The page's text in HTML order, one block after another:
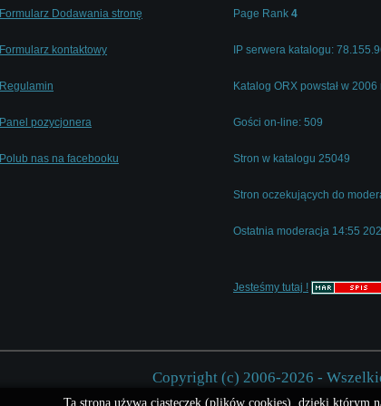
Formularz Dodawania stronę
Formularz kontaktowy
Regulamin
Panel pozycjonera
Polub nas na facebooku
Page Rank 4
IP serwera katalogu:
Katalog ORX powstał w 2006
Gości on-line: 509
Stron w katalogu 25049
Stron oczekujących do
Ostatnia moderacja 14:55
Jesteśmy tutaj !
Copyright (c) 2006-2026 -
Ta strona używa ciasteczek (plików cookies), dzięki którym